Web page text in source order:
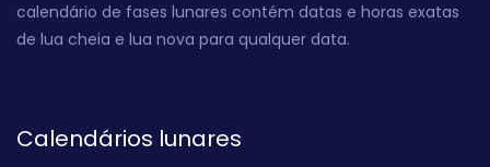
calendário de fases lunares contém datas e horas exatas
de lua cheia e lua nova para qualquer data.
Calendários lunares